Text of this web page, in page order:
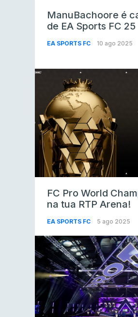
ManuBachoore é
de EA Sports FC 25
EA SPORTS FC 10 ago 2025
FC Pro World
na tua RTP Arena!
EA SPORTS FC 5 ago 2025